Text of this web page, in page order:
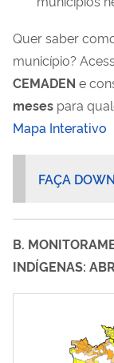
Quer saber
município?
CEMADEN e
meses para
Mapa Interativo
FAÇA
B.
INDÍGENAS: